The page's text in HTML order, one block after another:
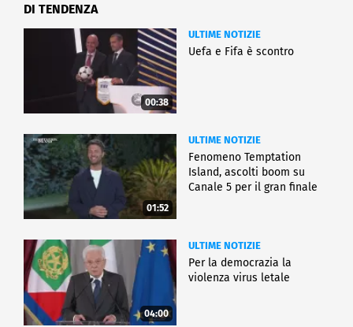
DI TENDENZA
00:38
ULTIME NOTIZIE
Uefa e Fifa è scontro
01:52
ULTIME NOTIZIE
Fenomeno Temptation
Island, ascolti boom su
Canale 5 per il gran finale
04:00
ULTIME NOTIZIE
Per la democrazia la
violenza virus letale